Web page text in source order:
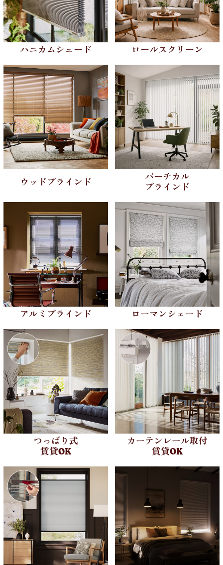
ハニカムシェード ロールスクリーン
ウッドブラインド
バーチカル
ブラインド
アルミブラインド ローマンシェード
つっぱり式
賃貸OK
カーテンレール取付
賃貸OK